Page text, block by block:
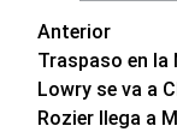
de
Anterior
Traspaso en la
Lowry se va a
Rozier llega a